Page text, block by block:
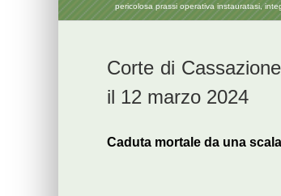
pericolosa prassi operativa instauratasi,
Corte di
il 12 marzo 2024
Caduta mortale da una